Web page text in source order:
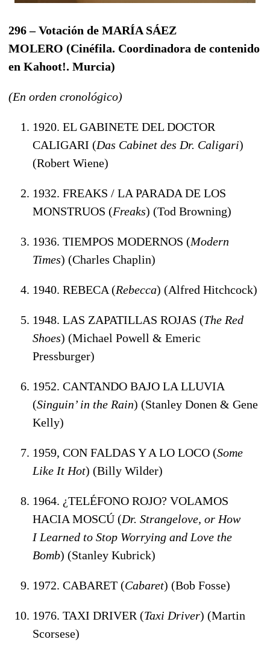
296 – Votación de MARÍA SÁEZ
MOLERO (Cinéfila. Coordinadora de contenido
en Kahoot!. Murcia)
(En orden cronológico)
1920. EL GABINETE DEL DOCTOR
CALIGARI (Das Cabinet des Dr. Caligari)
(Robert Wiene)
1932. FREAKS / LA PARADA DE LOS
MONSTRUOS (Freaks) (Tod Browning)
1936. TIEMPOS MODERNOS (Modern
Times) (Charles Chaplin)
1940. REBECA (Rebecca) (Alfred Hitchcock)
1948. LAS ZAPATILLAS ROJAS (The Red
Shoes) (Michael Powell & Emeric
Pressburger)
1952. CANTANDO BAJO LA LLUVIA
(Singuin’ in the Rain) (Stanley Donen & Gene
Kelly)
1959, CON FALDAS Y A LO LOCO (Some
Like It Hot) (Billy Wilder)
1964. ¿TELÉFONO ROJO? VOLAMOS
HACIA MOSCÚ (Dr. Strangelove, or How
ILearned to Stop Worrying and Love the
Bomb) (Stanley Kubrick)
1972. CABARET (Cabaret) (Bob Fosse)
1976. TAXI DRIVER (Taxi Driver) (Martin
Scorsese)